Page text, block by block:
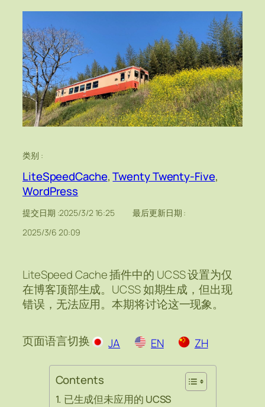
类别 :
LiteSpeedCache, Twenty Twenty-Five
WordPress
提交日期 :2025/3/2 16:25
最后更新日期 :
2025/3/6 20:09
LiteSpeed Cache 插件中的 UCSS 设置为仅
在博客顶部生成。UCSS 如期生成，但出现
错误，无法应用。本期将讨论这一现象。
页面语言切换 EN
JA ZH
Contents
已生成但未应用的 UCSS